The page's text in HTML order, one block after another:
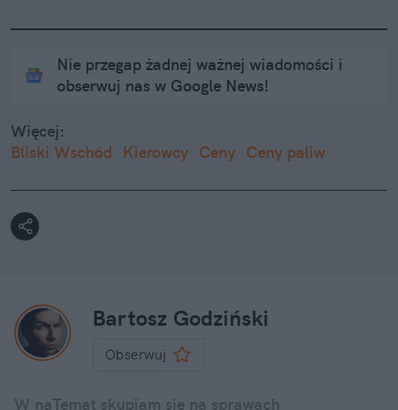
Nie przegap żadnej ważnej wiadomości i
obserwuj nas w Google News!
Więcej:
Bliski Wschód
Kierowcy Ceny Ceny paliw
Bartosz Godziński
Obserwuj
W naTemat skupiam się na sprawach